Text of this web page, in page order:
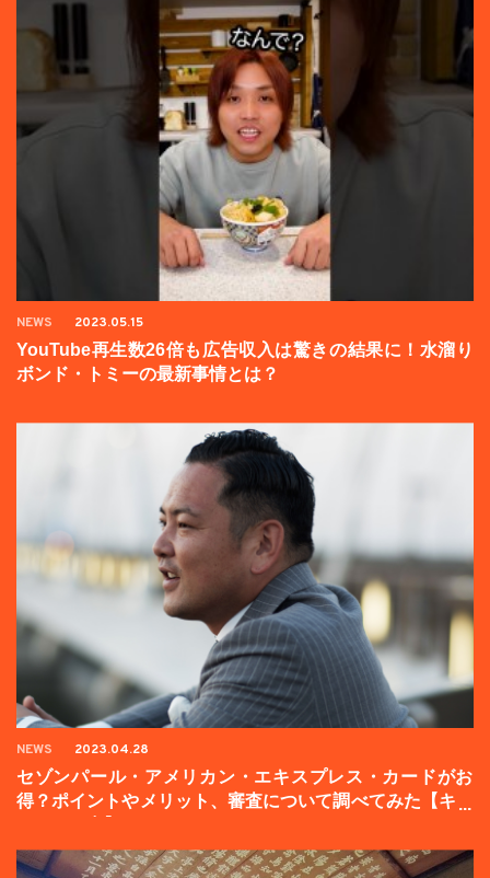
NEWS 2023.05.15
YouTube再生数26倍も広告収入は驚きの結果に！水溜り
ボンド・トミーの最新事情とは？
NEWS 2023.04.28
セゾンパール・アメリカン・エキスプレス・カードがお
得？ポイントやメリット、審査について調べてみた【キャ